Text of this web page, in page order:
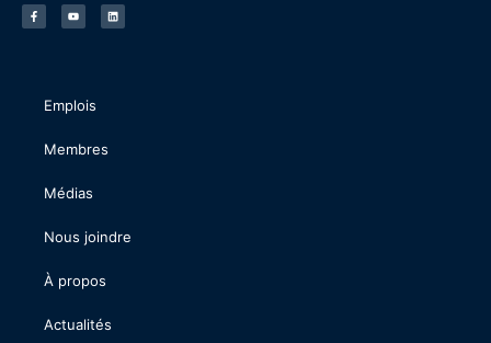
Emplois
Membres
Médias
Nous joindre
À propos
Actualités